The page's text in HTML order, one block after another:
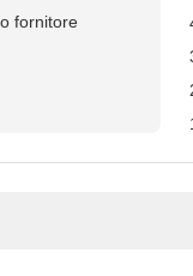
fornitore